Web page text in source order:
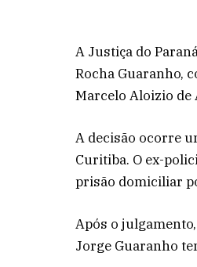
A Justiça do
Rocha Guaranho,
Marcelo Aloizio de
A decisão ocorre
Curitiba. O ex-
prisão domiciliar
Após o
Jorge Guaranho